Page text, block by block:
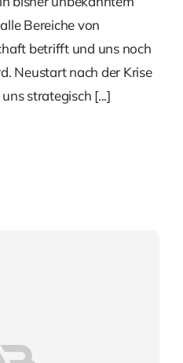
Bereiche von
betrifft und uns noch
Neustart nach der Krise
strategisch [...]